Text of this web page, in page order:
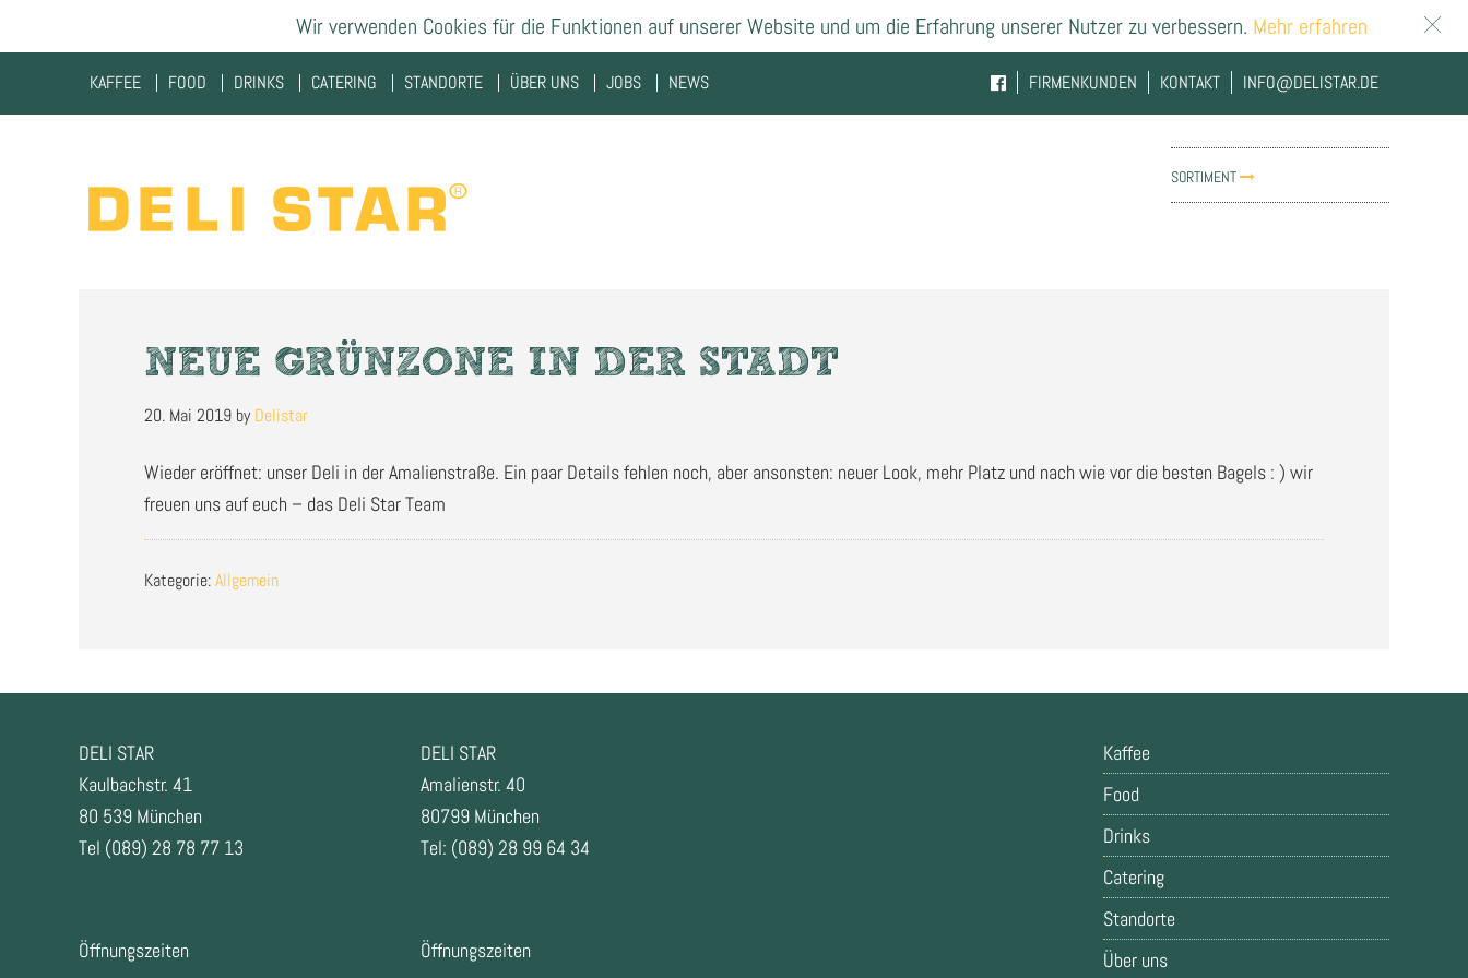
KAFFEE FOOD DRINKS CATERING STANDORTE ÜBER UNS JOBS NEWS INFO@DELISTAR.DE
KONTAKT
FIRMENKUNDEN
SORTIMENT
NEUE GRÜNZONE IN DER STADT
20. Mai 2019 byDelistar
Wieder eröffnet: unser Deli in der Amalienstraße. Ein paar Details fehlen noch, aber ansonsten: neuer Look, mehr Platz und nach wie vor die besten Bagels : ) wir
freuen uns auf euch – das Deli Star Team
Kategorie:Allgemein
FOOTER
DELI STAR
Kaulbachstr. 41
80 539 München
Tel (089) 28 78 77 13
Öffnungszeiten
DELI STAR
Amalienstr. 40
80799 München
Tel: (089) 28 99 64 34
Öffnungszeiten
Kaffee
Food
Drinks
Catering
Standorte
Über uns
Wir verwenden Cookies für die Funktionen auf unserer Website und um die Erfahrung unserer Nutzer zu verbessern. Mehr erfahren